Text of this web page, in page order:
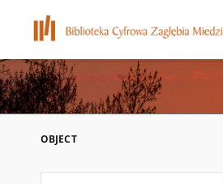
OBJECT